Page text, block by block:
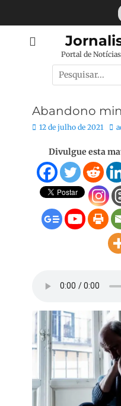
conteúdo
Portal de
Pesquisar
por:
Abandono
Posted
12 de julho de 2021
Divulgue esta